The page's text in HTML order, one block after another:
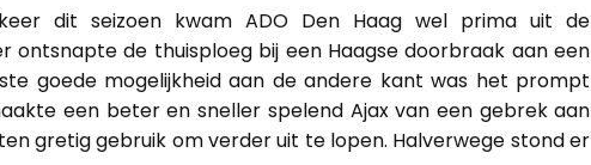
dit seizoen kwam ADO Den Haag wel prima uit de
ontsnapte de thuisploeg bij een Haagse doorbraak aan een
goede mogelijkheid aan de andere kant was het prompt
een beter en sneller spelend Ajax van een gebrek aan
gretig gebruik om verder uit te lopen. Halverwege stond er